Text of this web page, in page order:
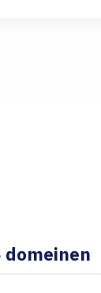
domeinen